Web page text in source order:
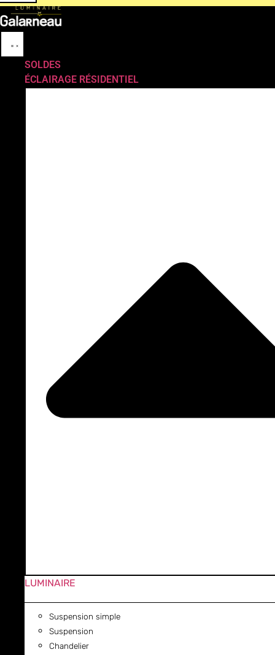
SOLDES
ÉCLAIRAGE RÉSIDENTIEL
LUMINAIRE
Suspension simple
Suspension
Chandelier